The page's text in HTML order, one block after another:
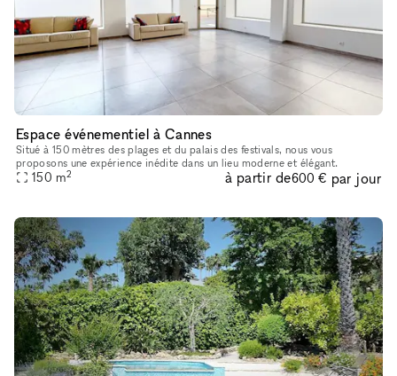
Espace événementiel à Cannes
Situé à 150 mètres des plages et du palais des festivals, nous vous
proposons une expérience inédite dans un lieu moderne et élégant.
150 m2 à partir de600 € par jour